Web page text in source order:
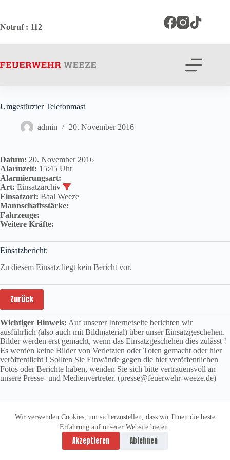
springen
Wir verwenden Cookies, um sicherzustellen, dass wir Ihnen die beste
Erfahrung auf unserer Website bieten.
Akzeptieren Ablehnen
Notruf: 112
Umgestürzter Telefonmast
admin 20. November 2016
Datum: 20. November 2016
Alarmzeit: 15:45 Uhr
Alarmierungsart:
Art: Einsatzarchiv
Einsatzort: Baal Weeze
Mannschaftsstärke:
Fahrzeuge:
Weitere Kräfte:
Einsatzbericht:
Zu diesem Einsatz liegt kein Bericht vor.
Zurück
Wichtiger Hinweis: Auf unserer Internetseite berichten wir
ausführlich (also auch mit Bildmaterial) über unser Einsatzgeschehen.
Bilder werden erst gemacht, wenn das Einsatzgeschehen dies zulässt !
Es werden keine Bilder von Verletzten oder Toten gemacht oder hier
veröffentlicht ! Sollten Sie Einwände gegen die hier veröffentlichen
Fotos oder Berichte haben, wenden Sie sich bitte vertrauensvoll an
unsere Presse- und Medienvertreter. (presse@feuerwehr-weeze.de)
Datenschutzerklärung
Impressum
Copyright © 2026 -
vitolution